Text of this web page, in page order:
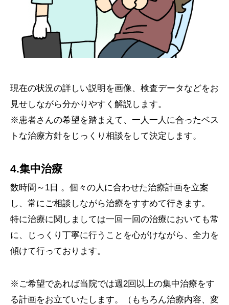
現在の状況の詳しい説明を画像、検査データなどをお
見せしながら分かりやすく解説します。
※患者さんの希望を踏まえて、一人一人に合ったベス
トな治療方針をじっくり相談をして決定します。
4.集中治療
数時間～1日 。個々の人に合わせた治療計画を立案
し、常にご相談しながら治療をすすめて行きます。
特に治療に関しましては一回一回の治療においても常
に、じっくり丁寧に行うことを心がけながら、全力を
傾けて行っております。
※ご希望であれば当院では週2回以上の集中治療をす
る計画をお立ていたします。（もちろん治療内容、変